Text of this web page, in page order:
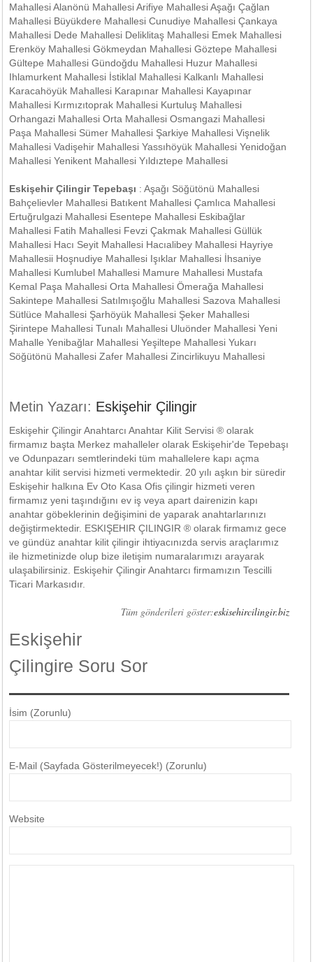
Mahallesi Alanönü Mahallesi Arifiye Mahallesi Aşağı Çağlan
Mahallesi Büyükdere Mahallesi Cunudiye Mahallesi Çankaya
Mahallesi Dede Mahallesi Deliklitaş Mahallesi Emek Mahallesi
Erenköy Mahallesi Gökmeydan Mahallesi Göztepe Mahallesi
Gültepe Mahallesi Gündoğdu Mahallesi Huzur Mahallesi
Ihlamurkent Mahallesi İstiklal Mahallesi Kalkanlı Mahallesi
Karacahöyük Mahallesi Karapınar Mahallesi Kayapınar
Mahallesi Kırmızıtoprak Mahallesi Kurtuluş Mahallesi
Orhangazi Mahallesi Orta Mahallesi Osmangazi Mahallesi
Paşa Mahallesi Sümer Mahallesi Şarkiye Mahallesi Vişnelik
Mahallesi Vadişehir Mahallesi Yassıhöyük Mahallesi Yenidoğan
Mahallesi Yenikent Mahallesi Yıldıztepe Mahallesi
Eskişehir Çilingir Tepebaşı : Aşağı Söğütönü Mahallesi
Bahçelievler Mahallesi Batıkent Mahallesi Çamlıca Mahallesi
Ertuğrulgazi Mahallesi Esentepe Mahallesi Eskibağlar
Mahallesi Fatih Mahallesi Fevzi Çakmak Mahallesi Güllük
Mahallesi Hacı Seyit Mahallesi Hacıalibey Mahallesi Hayriye
Mahallesii Hoşnudiye Mahallesi Işıklar Mahallesi İhsaniye
Mahallesi Kumlubel Mahallesi Mamure Mahallesi Mustafa
Kemal Paşa Mahallesi Orta Mahallesi Ömerağa Mahallesi
Sakintepe Mahallesi Satılmışoğlu Mahallesi Sazova Mahallesi
Sütlüce Mahallesi Şarhöyük Mahallesi Şeker Mahallesi
Şirintepe Mahallesi Tunalı Mahallesi Uluönder Mahallesi Yeni
Mahalle Yenibağlar Mahallesi Yeşiltepe Mahallesi Yukarı
Söğütönü Mahallesi Zafer Mahallesi Zincirlikuyu Mahallesi
Metin Yazarı: Eskişehir Çilingir
Eskişehir Çilingir Anahtarcı Anahtar Kilit Servisi ® olarak
firmamız başta Merkez mahalleler olarak Eskişehir'de Tepebaşı
ve Odunpazarı semtlerindeki tüm mahallelere kapı açma
anahtar kilit servisi hizmeti vermektedir. 20 yılı aşkın bir süredir
Eskişehir halkına Ev Oto Kasa Ofis çilingir hizmeti veren
firmamız yeni taşındığını ev iş veya apart dairenizin kapı
anahtar göbeklerinin değişimini de yaparak anahtarlarınızı
değiştirmektedir. ESKIŞEHIR ÇILINGIR ® olarak firmamız gece
ve gündüz anahtar kilit çilingir ihtiyacınızda servis araçlarımız
ile hizmetinizde olup bize iletişim numaralarımızı arayarak
ulaşabilirsiniz. Eskişehir Çilingir Anahtarcı firmamızın Tescilli
Ticari Markasıdır.
Tüm gönderileri göster:eskisehircilingir.biz
Eskişehir
Çilingire Soru Sor
İsim (Zorunlu)
E-Mail (Sayfada Gösterilmeyecek!) (Zorunlu)
Website